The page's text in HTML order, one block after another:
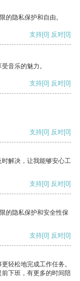
的隐私保护和自由。
支持[0] 反对[0]
音乐的魅力。
支持[0] 反对[0]
支持[0] 反对[0]
解决，让我能够安心工
支持[0] 反对[0]
的隐私保护和安全性保
支持[0] 反对[0]
轻松地完成工作任务。
下班，有更多的时间陪